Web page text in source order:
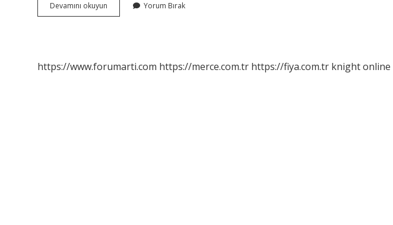
Devamını okuyun
Kac
Yorum Bırak
https://www.forumarti.com https://merce.com.tr https://fiya.com.tr knight online